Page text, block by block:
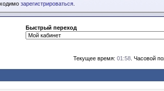
зарегистрироваться
Быстрый переход
Текущее время: 01:58 . Часовой